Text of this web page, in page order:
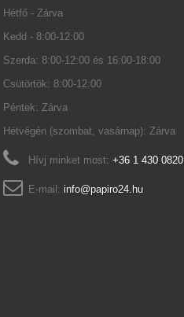
Hétfő - Zárva
Kedd - 8:00-12:00
Szerda: 8:00-12:00 és 16:00-18:00
Csütörtök: 8:00-12:00
Péntek: Zárva
Hétvégén (szombat, vasárnap): Zárva
Hívj minket most: +36 1 430 0820
E-mail: info@papiro24.hu